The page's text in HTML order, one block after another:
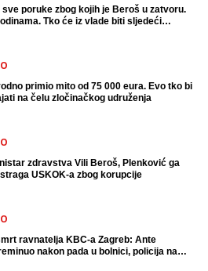
sve poruke zbog kojih je Beroš u zatvoru.
Tko će iz vlade biti sljedeći
primio mito od 75 000 eura. Evo tko bi
na čelu zločinačkog udruženja
zdravstva Vili Beroš, Plenković ga
USKOK-a zbog korupcije
ravnatelja KBC-a Zagreb: Ante
nakon pada u bolnici, policija na